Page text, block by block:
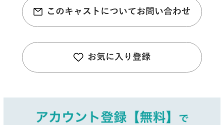
このキャストについてお問い合わせ
お気に入り登録